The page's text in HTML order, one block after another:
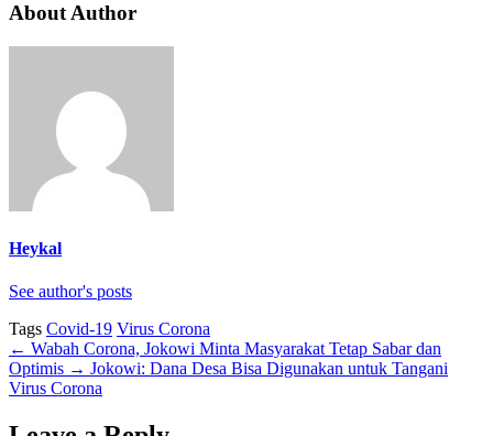
About Author
Heykal
See author's posts
Tags Covid-19 Virus Corona
← Wabah Corona, Jokowi Minta Masyarakat Tetap Sabar dan
Optimis → Jokowi: Dana Desa Bisa Digunakan untuk Tangani
Virus Corona